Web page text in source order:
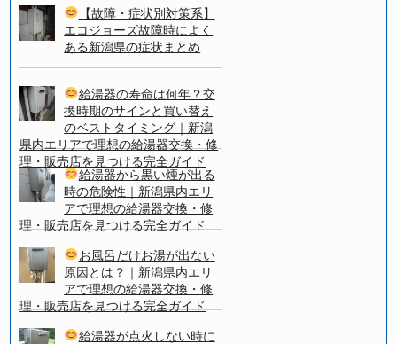
【故障・症状別対策系】
エコジョーズ故障時によく
ある新潟県の症状まとめ
給湯器の寿命は何年？交
換時期のサインと買い替え
のベストタイミング｜新潟
県内エリアで理想の給湯器交換・修
理・販売店を見つける完全ガイド
給湯器から黒い煙が出る
時の危険性｜新潟県内エリ
アで理想の給湯器交換・修
理・販売店を見つける完全ガイド
お風呂だけお湯が出ない
原因とは？｜新潟県内エリ
アで理想の給湯器交換・修
理・販売店を見つける完全ガイド
給湯器が点火しない時に